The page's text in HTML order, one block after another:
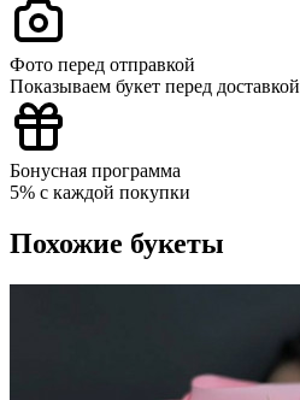
Фото перед отправкой
Показываем букет перед доставкой
Бонусная программа
5% с каждой покупки
Похожие букеты